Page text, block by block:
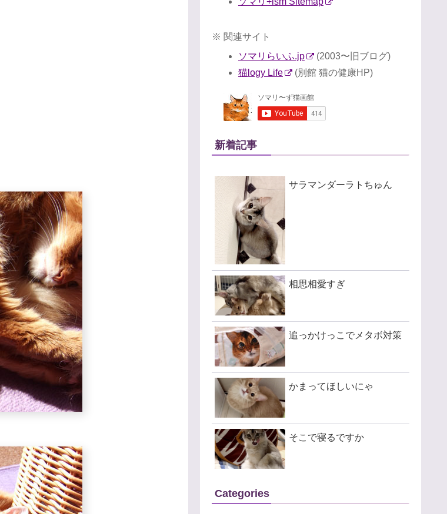
※ 関連サイト
ソマリらいふ.jp
(2003〜旧ブログ)
猫logy Life
(別館 猫の健康HP)
新着記事
サラマンダーラトちゅん
相思相愛すぎ
追っかけっこでメタボ対策
かまってほしいにゃ
そこで寝るですか
Categories